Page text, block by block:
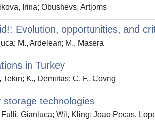
Irina; Obushevs, Artjoms
Evolution, opportunities, and
M., Ardelean; M., Masera
in Turkey
K., Demirtas; C. F., Covrig
technologies
Gianluca; Wil, Kling; Joao Pecas,